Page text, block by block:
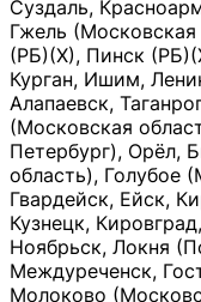
Суздаль,
Гжель
(РБ)(Х), Пинск
Курган, Ишим,
Алапаевск,
(Московская
Петербург), Орёл,
область), Голубое
Гвардейск, Ейск,
Кузнецк,
Ноябрьск, Локня
Междуреченск,
Молоково